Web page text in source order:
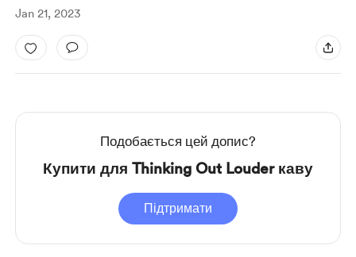
Jan 21, 2023
Подобається цей допис?
Купити для Thinking Out Louder каву
Підтримати